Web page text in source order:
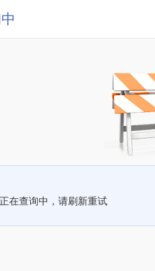
正在查询中，请刷新重试